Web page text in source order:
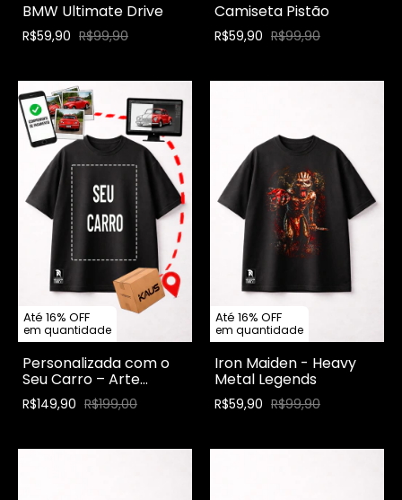
BMW Ultimate Drive
R$59,90 R$99,90
Camiseta Pistão
R$59,90 R$99,90
Até 16% OFF
em quantidade
Personalizada com o
Seu Carro – Arte
Exclusiva Kaus
R$149,90 R$199,00
Até 16% OFF
em quantidade
Iron Maiden - Heavy
Metal Legends
R$59,90 R$99,90